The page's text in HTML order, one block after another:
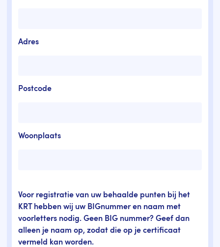
Adres
Postcode
Woonplaats
Voor registratie van uw behaalde punten bij het
KRT hebben wij uw BIGnummer en naam met
voorletters nodig. Geen BIG nummer? Geef dan
alleen je naam op, zodat die op je certificaat
vermeld kan worden.